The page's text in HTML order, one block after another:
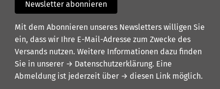
Newsletter abonnieren
Mit dem Abonnieren unseres Newsletters willigen Sie
ein, dass wir Ihre E-Mail-Adresse zum Zwecke des
Versands nutzen. Weitere Informationen dazu finden
Sie in unserer → Datenschutzerklärung. Eine
Abmeldung ist jederzeit über → diesen Link möglich.